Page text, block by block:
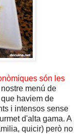
són les
menú de
haviem de
i intensos sense
d'alta gama. A
quicir) però no